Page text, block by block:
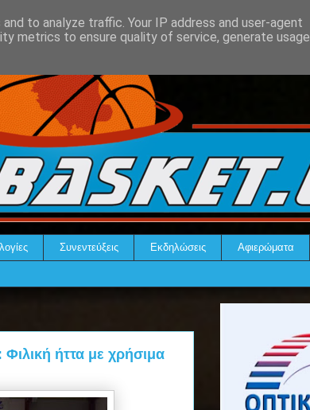
Συνεντεύξεις Εκδηλώσεις Αφιερώματα
ήττα με χρήσιμα
to analyze traffic. Your IP address and user-agent
metrics to ensure quality of service, generate usage